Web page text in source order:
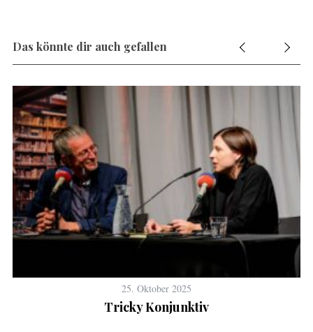
Das könnte dir auch gefallen
25. Oktober 2025
Tricky Konjunktiv